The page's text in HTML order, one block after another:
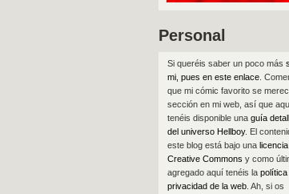
Personal
Si queréis saber un poco más
mi, pues en este enlace.
que mi cómic favorito se
sección en mi web, así que
tenéis disponible una guía
del universo Hellboy. El
este blog está bajo una
Creative Commons y como
agregado aquí tenéis la política
privacidad de la web. Ah, si os